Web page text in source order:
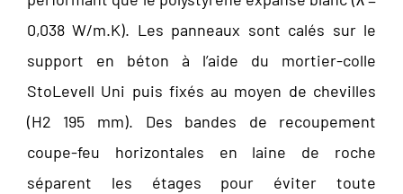
0,038 W/m.K). Les panneaux sont calés sur le
support en béton à l’aide du mortier-colle
StoLevell Uni puis fixés au moyen de chevilles
(H2 195 mm). Des bandes de recoupement
coupe-feu horizontales en laine de roche
séparent les étages pour éviter toute